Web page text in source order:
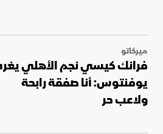
ميركاتو
فرانك كيسي نجم الأهلي
يوفنتوس: أنا صفقة رابحة
ولاعب حر